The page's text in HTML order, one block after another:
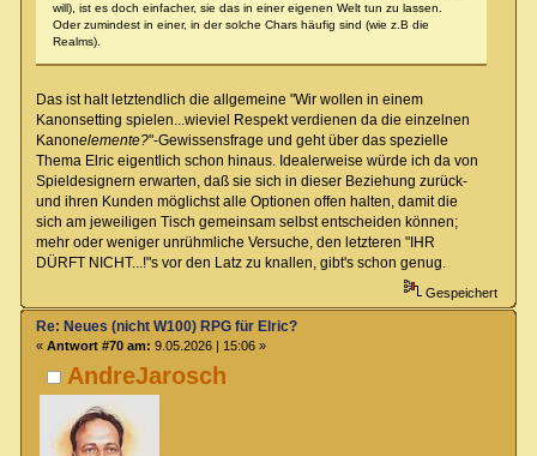
will), ist es doch einfacher, sie das in einer eigenen Welt tun zu lassen.
Oder zumindest in einer, in der solche Chars häufig sind (wie z.B die
Realms).
Das ist halt letztendlich die allgemeine "Wir wollen in einem
Kanonsetting spielen...wieviel Respekt verdienen da die einzelnen
Kanonelemente?"-Gewissensfrage und geht über das spezielle
Thema Elric eigentlich schon hinaus. Idealerweise würde ich da von
Spieldesignern erwarten, daß sie sich in dieser Beziehung zurück-
und ihren Kunden möglichst alle Optionen offen halten, damit die
sich am jeweiligen Tisch gemeinsam selbst entscheiden können;
mehr oder weniger unrühmliche Versuche, den letzteren "IHR
DÜRFT NICHT...!"s vor den Latz zu knallen, gibt's schon genug.
Gespeichert
AndreJarosch
Re: Neues (nicht W100) RPG für Elric?
« Antwort #70 am: 9.05.2026 | 15:06 »